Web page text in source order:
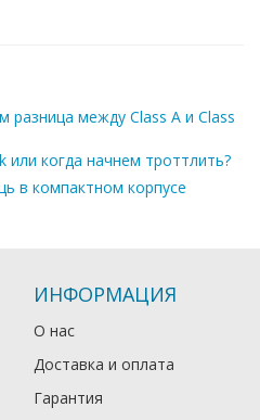
между Class A и Class
или когда начнем троттлить?
в компактном корпусе
ИНФОРМАЦИЯ
О нас
Доставка и оплата
Гарантия